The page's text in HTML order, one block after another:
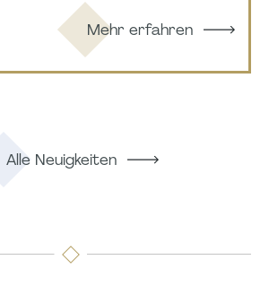
Mehr erfahren
Alle Neuigkeiten